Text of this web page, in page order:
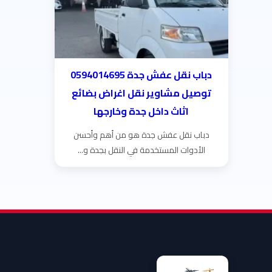
دباب نقل عفش جدة 0594014695
توصيل مشاوير نقل اغراض بضائع
اثاث داخل جدة وخارجها
دباب نقل عفش جدة هو من أهم وأحسن
الأدوات المستخدمة في النقل بجدة و...